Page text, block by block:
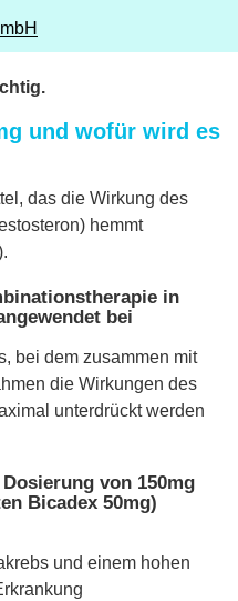
und wofür wird es
das die Wirkung des
hemmt
in
bei
bei dem zusammen mit
die Wirkungen des
unterdrückt werden
von 150mg
Bicadex 50mg)
und einem hohen